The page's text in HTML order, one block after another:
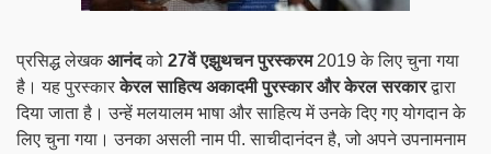
प्रसिद्ध लेखकआनंदको 27वें एझुथचन पुरस्करम2019 के लिए चुना गया
है। यह पुरस्कारकेरल साहित्य अकादमी पुरस्कार और केरल सरकारद्वारा
दिया जाता है। उन्हें मलयालम भाषा और साहित्य में उनके दिए गए योगदान के
लिए चुना गया। उनका असली नाम पी. साचीदानंदन है, जो अपने उपनामनाम